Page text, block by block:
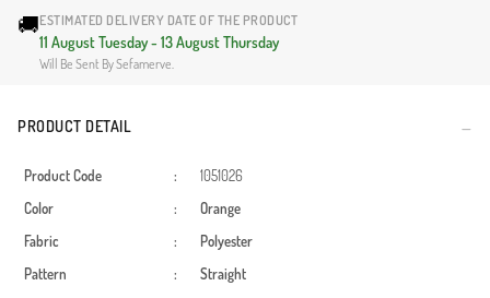
🚚ESTIMATED DELIVERY DATE OF THE PRODUCT
11 August Tuesday - 13 August Thursday
Will Be Sent By Sefamerve.
PRODUCT DETAIL
Product Code :
1051026
Color
:
Orange
Fabric
:
Polyester
Pattern
:
Straight